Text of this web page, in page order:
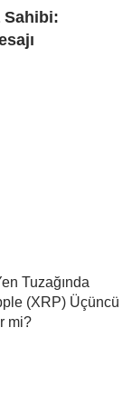
Sahibi:
Tuzağında
(XRP) Üçüncü
mi?